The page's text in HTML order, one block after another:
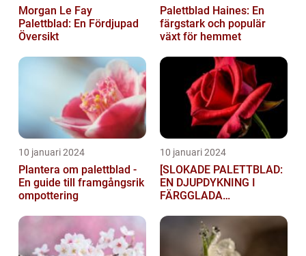
Morgan Le Fay
Palettblad: En Fördjupad
Översikt
Palettblad Haines: En
färgstark och populär
växt för hemmet
10 januari 2024
Plantera om palettblad -
En guide till framgångsrik
ompottering
10 januari 2024
[SLOKADE PALETTBLAD:
EN DJUPDYKNING I
FÄRGGLADA
UNDERBARA VÄRLD]